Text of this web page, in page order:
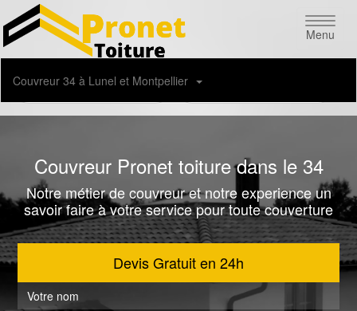
Menu
Couvreur 34 à Lunel et Montpellier
04 82 29 45 25 06 26 23 89 62
Couvreur Pronet toiture dans le 34
Notre métier de couvreur et notre experience un
savoir faire à votre service pour toute couverture
Devis Gratuit en 24h